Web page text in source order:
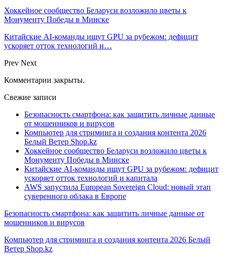
Хоккейное сообщество Беларуси возложило цветы к
Монументу Победы в Минске
Китайские AI-команды ищут GPU за рубежом: дефицит
ускоряет отток технологий и…
Prev Next
Комментарии закрыты.
Свежие записи
Безопасность смартфона: как защитить личные данные
от мошенников и вирусов
Компьютер для стриминга и создания контента 2026
Белый Ветер Shop.kz
Хоккейное сообщество Беларуси возложило цветы к
Монументу Победы в Минске
Китайские AI-команды ищут GPU за рубежом: дефицит
ускоряет отток технологий и капитала
AWS запустила European Sovereign Cloud: новый этап
суверенного облака в Европе
Безопасность смартфона: как защитить личные данные от
мошенников и вирусов
Компьютер для стриминга и создания контента 2026 Белый
Ветер Shop.kz